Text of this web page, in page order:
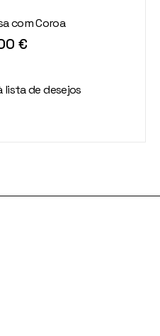
com Coroa
€
lista de desejos